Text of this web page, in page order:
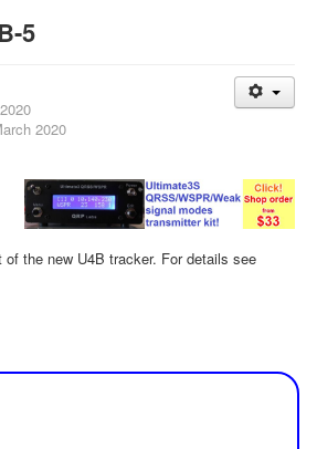
5
2020
the new U4B tracker. For details see